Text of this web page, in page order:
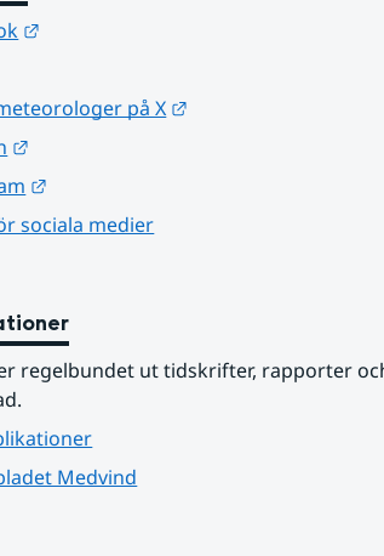
på X
sociala medier
regelbundet ut tidskrifter, rapporter
Medvind